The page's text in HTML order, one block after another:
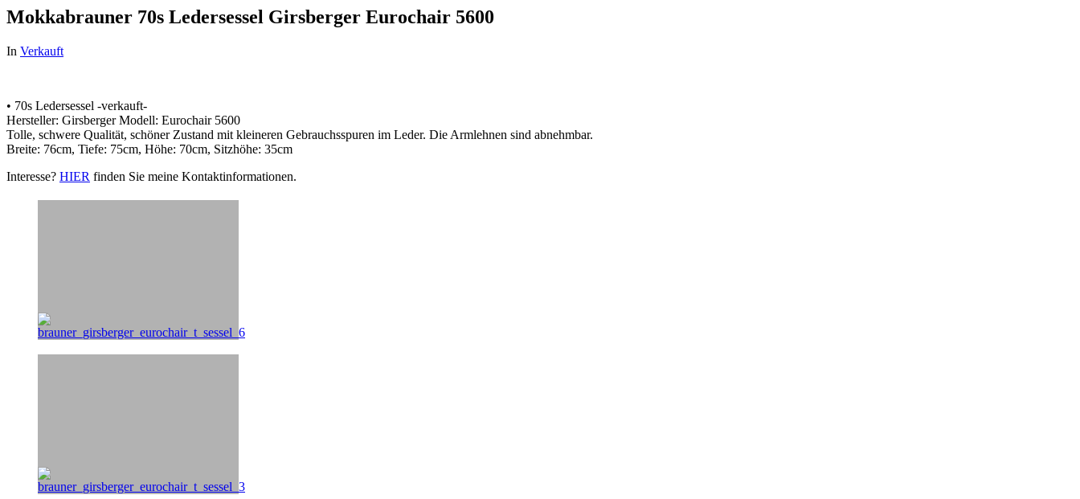
Mokkabrauner 70s Ledersessel Girsberger Eurochair 5600
In Verkauft
• 70s Ledersessel -verkauft-
Hersteller: Girsberger Modell: Eurochair 5600
Tolle, schwere Qualität, schöner Zustand mit kleineren Gebrauchsspuren im Leder. Die Armlehnen sind abnehmbar.
Breite: 76cm, Tiefe: 75cm, Höhe: 70cm, Sitzhöhe: 35cm
Interesse? HIER finden Sie meine Kontaktinformationen.